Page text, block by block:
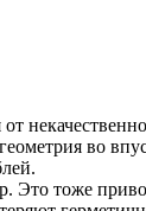
во
тоже